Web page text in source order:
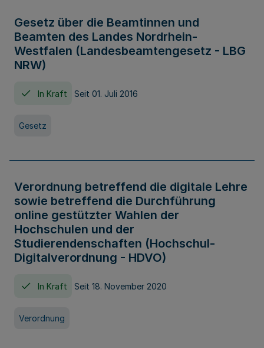
Gesetz über die Beamtinnen und
Beamten des Landes Nordrhein-
Westfalen (Landesbeamtengesetz - LBG
NRW)
In Kraft Seit 01. Juli 2016
Gesetz
Verordnung betreffend die digitale Lehre
sowie betreffend die Durchführung
online gestützter Wahlen der
Hochschulen und der
Studierendenschaften (Hochschul-
Digitalverordnung - HDVO)
In Kraft Seit 18. November 2020
Verordnung